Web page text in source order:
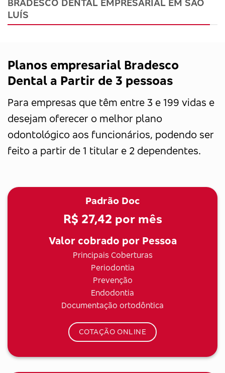
LUÍS
Planos empresarial Bradesco
Dental a Partir de 3 pessoas
Para empresas que têm entre 3 e 199 vidas e
desejam oferecer o melhor plano
odontológico aos funcionários, podendo ser
feito a partir de 1 titular e 2 dependentes.
Padrão Doc
R$ 27,42 por mês
Valor cobrado por Pessoa
Principais Coberturas
Periodontia
Prevenção
Endodontia
Documentação ortodôntica
COTAÇÃO ONLINE